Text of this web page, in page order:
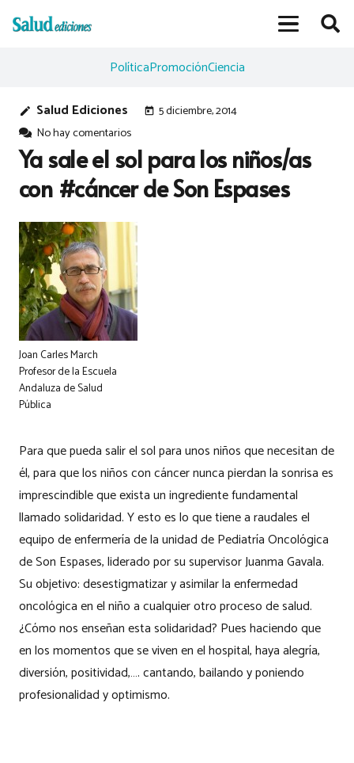
PolíticaPromociónCiencia
edit Salud Ediciones today 5 diciembre, 2014
No hay comentarios
Ya sale el sol para los niños/as
con #cáncer de Son Espases
Joan Carles March
Profesor de la Escuela
Andaluza de Salud
Pública
Para que pueda salir el sol para unos niños que necesitan de
él, para que los niños con cáncer nunca pierdan la sonrisa es
imprescindible que exista un ingrediente fundamental
llamado solidaridad. Y esto es lo que tiene a raudales el
equipo de enfermería de la unidad de Pediatría Oncológica
de Son Espases, liderado por su supervisor Juanma Gavala.
Su objetivo: desestigmatizar y asimilar la enfermedad
oncológica en el niño a cualquier otro proceso de salud.
¿Cómo nos enseñan esta solidaridad? Pues haciendo que
en los momentos que se viven en el hospital, haya alegría,
diversión, positividad,…. cantando, bailando y poniendo
profesionalidad y optimismo.